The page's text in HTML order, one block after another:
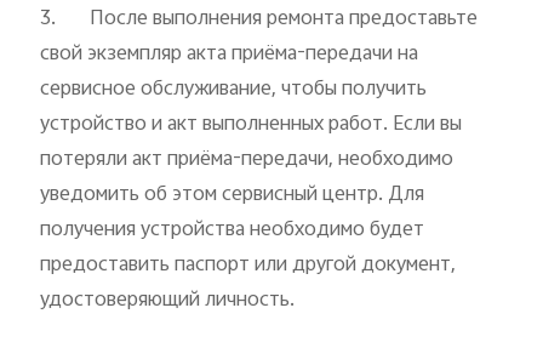
3. После выполнения ремонта предоставьте
свой экземпляр акта приёма-передачи на
сервисное обслуживание, чтобы получить
устройство и акт выполненных работ. Если вы
потеряли акт приёма-передачи, необходимо
уведомить об этом сервисный центр. Для
получения устройства необходимо будет
предоставить паспорт или другой документ,
удостоверяющий личность.